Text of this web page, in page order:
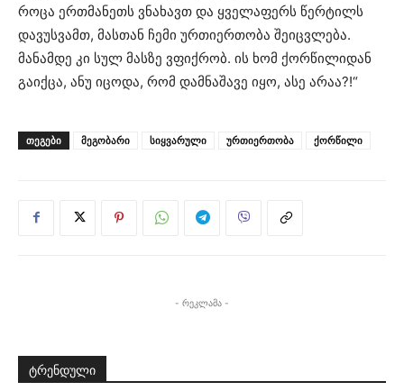
როცა ერთმანეთს ვნახავთ და ყველაფერს წერტილს
დავუსვამთ, მასთან ჩემი ურთიერთობა შეიცვლება.
მანამდე კი სულ მასზე ვფიქრობ. ის ხომ ქორწილიდან
გაიქცა, ანუ იცოდა, რომ დამნაშავე იყო, ასე არაა?!“
ᲗᲔᲒᲔᲑᲘ მეგობარი სიყვარული ურთიერთობა ქორწილი
- რეკლამა -
ტრენდული